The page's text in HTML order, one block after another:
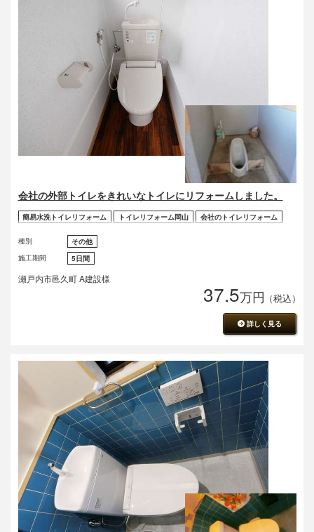
会社の外部トイレをきれいなトイレにリフォームしました。
簡易水洗トイレリフォーム トイレリフォーム岡山 会社のトイレリフォーム
種別
その他
施工期間
5日間
瀬戸内市邑久町 A建設様
37.5万円 （税込）
詳しく見る